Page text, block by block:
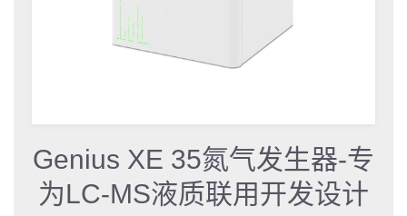
Genius XE 35氮气发生器-专
为LC-MS液质联用开发设计